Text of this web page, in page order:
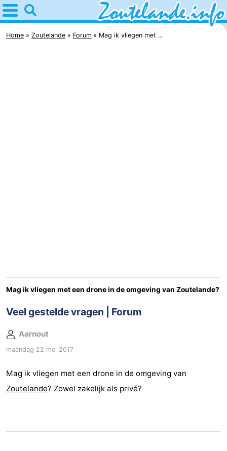
Home
Zoutelande
Vakantiehuizen
Last
minutes
Strand
Zien
&
Bezienswaardigheden
Home Zoutelande Forum Mag ik vliegen met ...
Mag ik vliegen met een drone in de omgeving van Zoutelande?
Veel gestelde vragen | Forum
Aarnout
maandag 22 mei 2017
Mag ik vliegen met een drone in de omgeving van
Zoutelande? Zowel zakelijk als privé?